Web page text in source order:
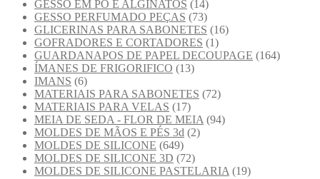
GESSO EM PÓ E ALGINATOS (14)
GESSO PERFUMADO PEÇAS (73)
GLICERINAS PARA SABONETES (16)
GOFRADORES E CORTADORES (1)
GUARDANAPOS DE PAPEL DECOUPAGE (164)
ÍMANES DE FRIGORIFICO (13)
IMANS (6)
MATERIAIS PARA SABONETES (72)
MATERIAIS PARA VELAS (17)
MEIA DE SEDA - FLOR DE MEIA (94)
MOLDES DE MÃOS E PÉS 3d (2)
MOLDES DE SILICONE (649)
MOLDES DE SILICONE 3D (72)
MOLDES DE SILICONE PASTELARIA (19)